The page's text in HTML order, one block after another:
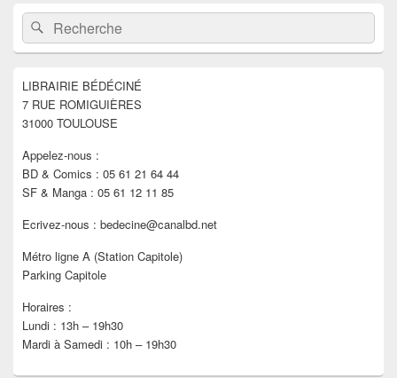
Zone
principale
de
widget
barre
latérale
Recherche :Rechercher
LIBRAIRIE BÉDÉCINÉ
7 RUE ROMIGUIÈRES
31000 TOULOUSE
Appelez-nous :
BD & Comics : 05 61 21 64 44
SF & Manga : 05 61 12 11 85
Ecrivez-nous : bedecine@canalbd.net
Métro ligne A (Station Capitole)
Parking Capitole
Horaires :
Lundi : 13h – 19h30
Mardi à Samedi : 10h – 19h30